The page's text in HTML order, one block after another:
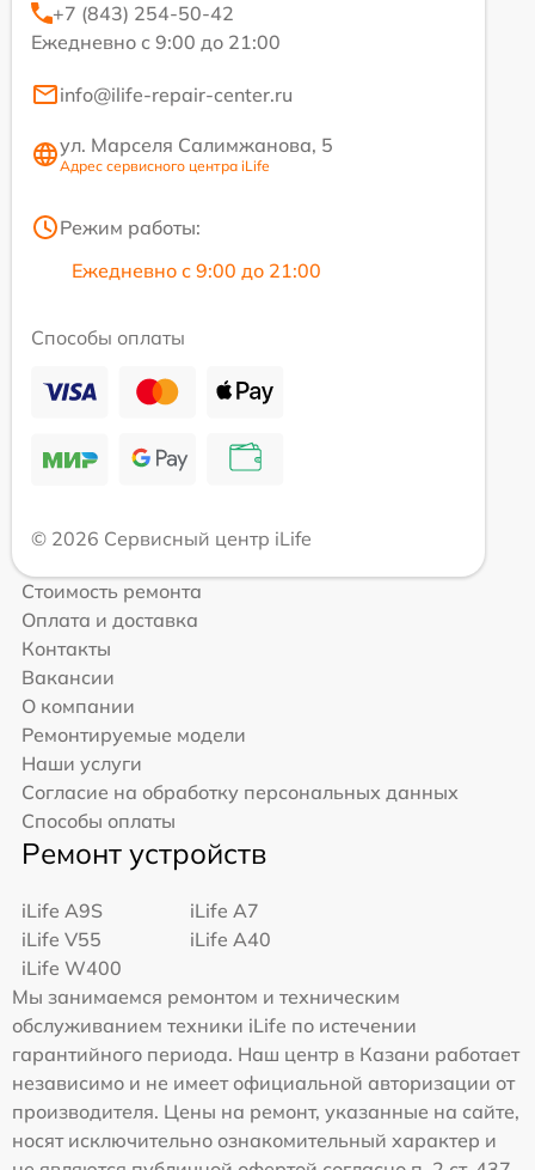
+7 (843) 254-50-42
Ежедневно с 9:00 до 21:00
info@ilife-repair-center.ru
ул. Марселя Салимжанова, 5
Адрес сервисного центра iLife
Режим работы:
Ежедневно с 9:00 до 21:00
Способы оплаты
© 2026 Сервисный центр iLife
Стоимость ремонта
Оплата и доставка
Контакты
Вакансии
О компании
Ремонтируемые модели
Наши услуги
Согласие на обработку персональных данных
Способы оплаты
Ремонт устройств
iLife A9S
iLife A7
iLife V55
iLife A40
iLife W400
Мы занимаемся ремонтом и техническим
обслуживанием техники iLife по истечении
гарантийного периода. Наш центр в Казани работает
независимо и не имеет официальной авторизации от
производителя. Цены на ремонт, указанные на сайте,
носят исключительно ознакомительный характер и